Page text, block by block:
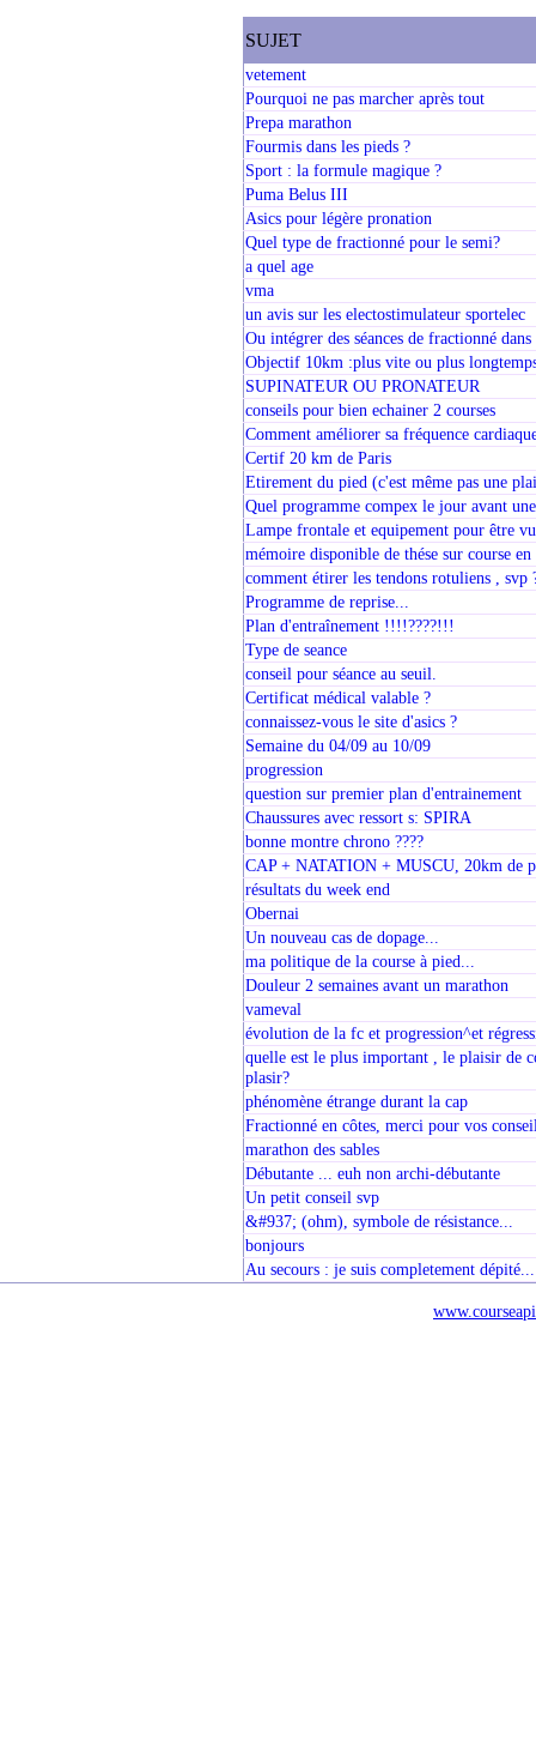
SUJET
vetement
Pourquoi ne pas marcher après tout
Prepa marathon
Fourmis dans les pieds ?
Sport : la formule magique ?
Puma Belus III
Asics pour légère pronation
Quel type de fractionné pour le semi?
a quel age
vma
un avis sur les electostimulateur sportelec
Ou intégrer des séances de fractionné
Objectif 10km :plus vite ou plus
SUPINATEUR OU PRONATEUR
conseils pour bien echainer 2 courses
Comment améliorer sa fréquence
Certif 20 km de Paris
Etirement du pied (c'est même pas une
Quel programme compex le jour avant
Lampe frontale et equipement pour être vu
mémoire disponible de thése sur course en
comment étirer les tendons rotuliens , svp
Programme de reprise...
Plan d'entraînement !!!!????!!!
Type de seance
conseil pour séance au seuil.
Certificat médical valable ?
connaissez-vous le site d'asics ?
Semaine du 04/09 au 10/09
progression
question sur premier plan d'entrainement
Chaussures avec ressort s: SPIRA
bonne montre chrono ????
CAP + NATATION + MUSCU, 20km de
résultats du week end
Obernai
Un nouveau cas de dopage...
ma politique de la course à pied...
Douleur 2 semaines avant un marathon
vameval
évolution de la fc et progression^et
quelle est le plus important , le plaisir de
plasir?
phénomène étrange durant la cap
Fractionné en côtes, merci pour vos
marathon des sables
Débutante ... euh non archi-débutante
Un petit conseil svp
&#937; (ohm), symbole de résistance...
bonjours
Au secours : je suis completement